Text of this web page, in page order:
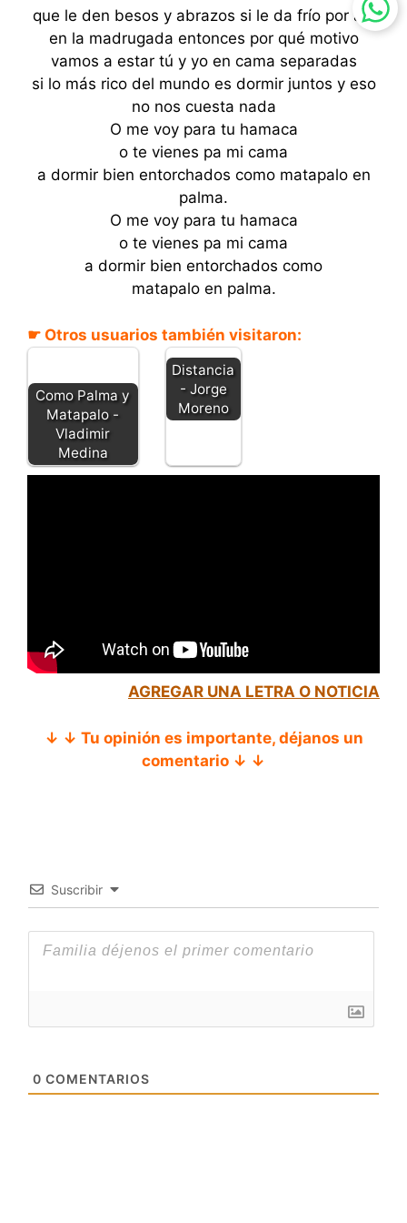
que le den besos y abrazos si le da frío por ahí
en la madrugada entonces por qué motivo
vamos a estar tú y yo en cama separadas
si lo más rico del mundo es dormir juntos y eso
no nos cuesta nada
O me voy para tu hamaca
o te vienes pa mi cama
a dormir bien entorchados como matapalo en
palma.
O me voy para tu hamaca
o te vienes pa mi cama
a dormir bien entorchados como
matapalo en palma.
☛ Otros usuarios también visitaron:
Como Palma y
Matapalo -
Vladimir
Medina
Distancia
- Jorge
Moreno
AGREGAR UNA LETRA O NOTICIA
↓ ↓ Tu opinión es importante, déjanos un
comentario ↓ ↓
Suscribir
0 COMENTARIOS